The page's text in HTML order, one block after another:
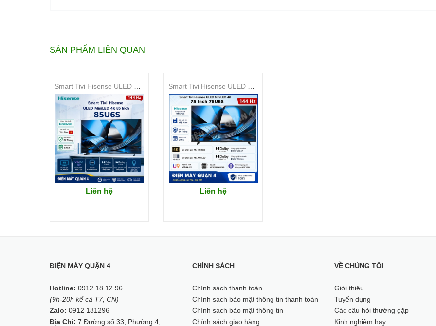
Âm thanh
Kết nối
Kích thước
Trọng lượng
SẢN PHẨM LIÊN QUAN
Liên hệ Liên hệ
ĐIỆN MÁY QUẬN 4
Hotline: 0912.18.12.96
(9h-20h kể cả T7, CN)
Zalo: 0912 181296
Địa Chỉ: 7 Đường số 33, Phường 4,
CHÍNH SÁCH
Chính sách thanh toán
Chính sách bảo mật thông tin thanh toán
Chính sách bảo mật thông tin
Chính sách giao hàng
VỀ CHÚNG TÔI
Giới thiệu
Tuyển dụng
Các câu hỏi thường gặp
Kinh nghiệm hay